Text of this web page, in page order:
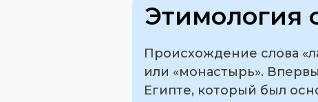
Этимология
Происхождение слова
или «монастырь».
Египте, который был